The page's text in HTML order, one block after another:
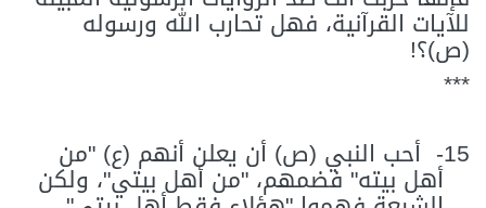
للآيات القرآنية، فهل تحارب الله ورسوله
(ص)؟!
***
15- أحب النبي (ص) أن يعلن أنهم (ع) "من
أهل بيته" فضمهم، "من أهل بيتي"، ولكن